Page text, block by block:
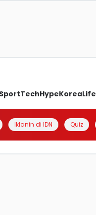
SportTechHypeKoreaLife
Iklanin di IDN Quiz